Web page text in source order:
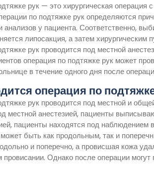
рук — это хирургическая
по подтяжке рук определяются
анализов у ​​пациента. Соответственно,
липосакция, а затем
рук проводится под местной
операция по подтяжке рук может
в течение одного дня после
операция по
рук проводится под местной и
местной анестезией, пациенты
пациенты находятся под наблюдением
быть как продольным, так и
и поперечно, а провисшая кожа
провисании. Однако после операции